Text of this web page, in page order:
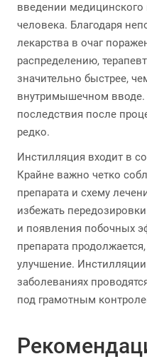
введении медицинского
человека. Благодаря
лекарства в очаг
распределению,
значительно быстрее,
внутримышечном
последствия после
редко.
Инстилляция входит в
Крайне важно четко
препарата и схему
избежать
и появления побочных
препарата
улучшение.
заболеваниях
под грамотным